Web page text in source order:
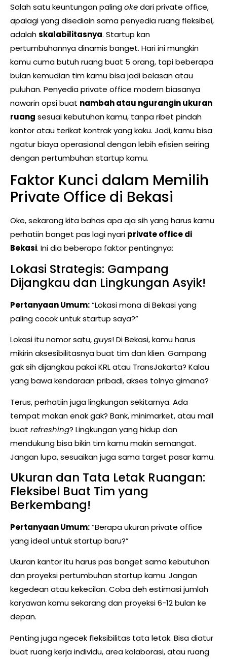
Salah satu keuntungan palingokedari private office,
apalagi yang disediain sama penyedia ruang fleksibel,
adalahskalabilitasnya. Startup kan
pertumbuhannya dinamis banget. Hari ini mungkin
kamu cuma butuh ruang buat 5 orang, tapi beberapa
bulan kemudian tim kamu bisa jadi belasan atau
puluhan. Penyedia private office modern biasanya
nawarin opsi buat nambah atau ngurangin ukuran
ruang sesuai kebutuhan kamu, tanpa ribet pindah
kantor atau terikat kontrak yang kaku. Jadi, kamu bisa
ngatur biaya operasional dengan lebih efisien seiring
dengan pertumbuhan startup kamu.
Faktor Kunci dalam Memilih
Private Office di Bekasi
Oke, sekarang kita bahas apa aja sih yang harus kamu
perhatiin banget pas lagi nyari private office di
Bekasi. Ini dia beberapa faktor pentingnya:
Lokasi Strategis: Gampang
Dijangkau dan Lingkungan Asyik!
Pertanyaan Umum:“Lokasi mana di Bekasi yang
paling cocok untuk startup saya?”
Lokasi itu nomor satu,guys! Di Bekasi, kamu harus
mikirin aksesibilitasnya buat tim dan klien. Gampang
gak sih dijangkau pakai KRL atau TransJakarta? Kalau
yang bawa kendaraan pribadi, akses tolnya gimana?
Terus, perhatiin juga lingkungan sekitarnya. Ada
tempat makan enak gak? Bank, minimarket, atau mall
buat refreshing? Lingkungan yang hidup dan
mendukung bisa bikin tim kamu makin semangat.
Jangan lupa, sesuaikan juga sama target pasar kamu.
Ukuran dan Tata Letak Ruangan:
Fleksibel Buat Tim yang
Berkembang!
Pertanyaan Umum:“Berapa ukuran private office
yang ideal untuk startup baru?”
Ukuran kantor itu harus pas banget sama kebutuhan
dan proyeksi pertumbuhan startup kamu. Jangan
kegedean atau kekecilan. Coba deh estimasi jumlah
karyawan kamu sekarang dan proyeksi 6-12 bulan ke
depan.
Penting juga ngecek fleksibilitas tata letak. Bisa diatur
buat ruang kerja individu, area kolaborasi, atau ruang